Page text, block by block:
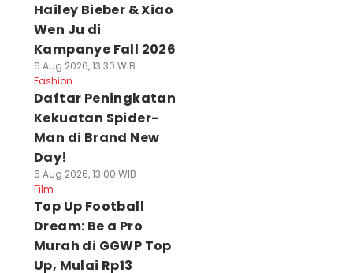
Hailey Bieber & Xiao
Wen Ju di
Kampanye Fall 2026
6 Aug 2026, 13:30 WIB
Fashion
Daftar Peningkatan
Kekuatan Spider-
Man di Brand New
Day!
6 Aug 2026, 13:00 WIB
Film
Top Up Football
Dream: Be a Pro
Murah di GGWP Top
Up, Mulai Rp13